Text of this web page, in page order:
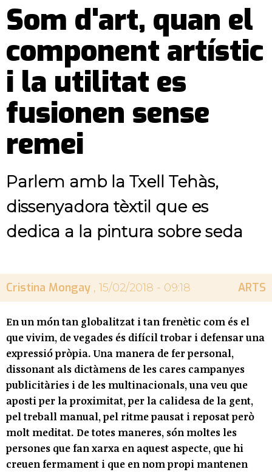
Som d'art, quan el
component artístic
i la utilitat es
fusionen sense
remei
Parlem amb la Txell Tehàs,
dissenyadora tèxtil que es
dedica a la pintura sobre seda
Cristina Mongay , 15/02/2018 - 09:18 ARTS
En un món tan globalitzat i tan frenètic com és el
que vivim, de vegades és difícil trobar i defensar una
expressió pròpia. Una manera de fer personal,
dissonant als dictàmens de les cares campanyes
publicitàries i de les multinacionals, una veu que
aposti per la proximitat, per la calidesa de la gent,
pel treball manual, pel ritme pausat i reposat però
molt meditat. De totes maneres, són moltes les
persones que fan xarxa en aquest aspecte, que hi
creuen fermament i que en nom propi mantenen